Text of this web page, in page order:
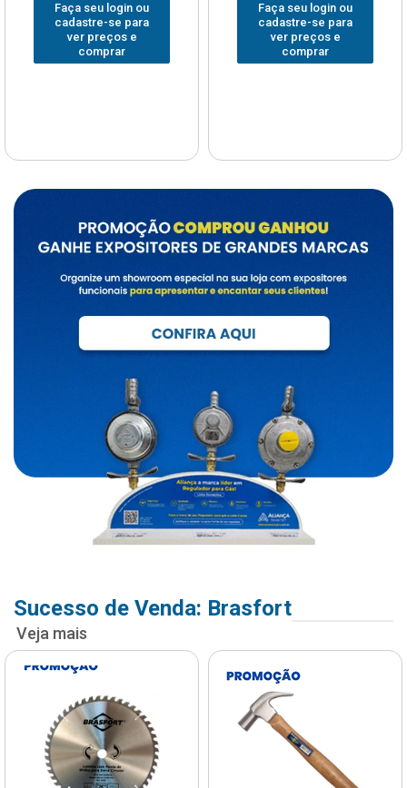
Faça seu login ou
cadastre-se para
ver preços e
comprar
Faça seu login ou
cadastre-se para
ver preços e
comprar
Sucesso de Venda: Brasfort
Veja mais